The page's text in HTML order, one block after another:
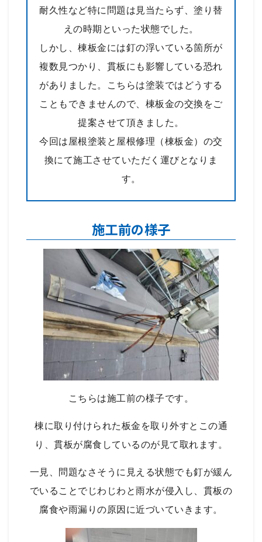
耐久性など特に問題は見当たらず、塗り替
えの時期といった状態でした。
しかし、棟板金には釘の浮いている箇所が
複数見つかり、貫板にも影響している恐れ
がありました。こちらは塗装ではどうする
こともできませんので、棟板金の交換をご
提案させて頂きました。
今回は屋根塗装と屋根修理（棟板金）の交
換にて施工させていただく運びとなりま
す。
施工前の様子
こちらは施工前の様子です。
棟に取り付けられた板金を取り外すとこの通
り、貫板が腐食しているのが見て取れます。
一見、問題なさそうに見える状態でも釘が緩ん
でいることでじわじわと雨水が侵入し、貫板の
腐食や雨漏りの原因に近づいていきます。